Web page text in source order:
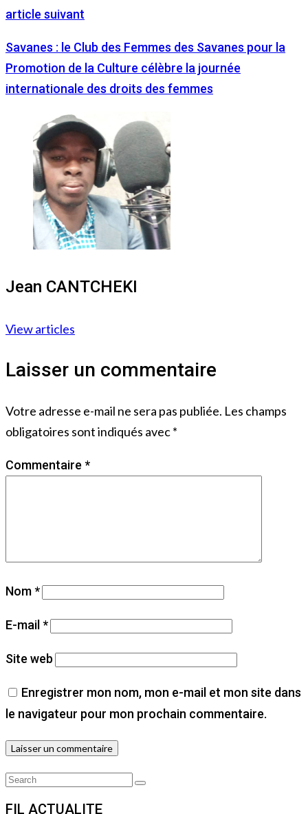
article suivant
Savanes : le Club des Femmes des Savanes pour la
Promotion de la Culture célèbre la journée
internationale des droits des femmes
Jean CANTCHEKI
View articles
Laisser un commentaire
Votre adresse e-mail ne sera pas publiée. Les champs
obligatoires sont indiqués avec*
Commentaire *
Nom*
E-mail*
Site web
Enregistrer mon nom, mon e-mail et mon site dans
le navigateur pour mon prochain commentaire.
Search
Search
FIL ACTUALITE